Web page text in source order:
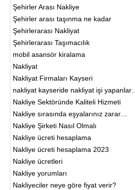
Şehirler Arası Nakliye
Şehirler arası taşınma ne kadar
Şehirlerarası Nakliyat
Şehirlerarası Taşımacılık
mobil asansör kiralama
Nakliyat
Nakliyat Firmaları Kayseri
nakliyat kayseride nakliyat işi yapanlar…
Nakliye Sektöründe Kaliteli Hizmeti
Nakliye sırasında eşyalarınız zarar…
Nakliye Şirketi Nasıl Olmalı
Nakliye ücreti hesaplama
Nakliye ücreti hesaplama 2023
Nakliye ücretleri
Nakliye yorumları
Nakliyeciler neye göre fiyat verir?